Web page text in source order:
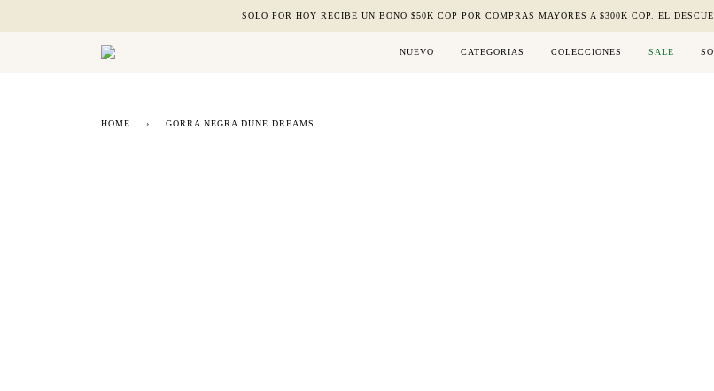
to
SOLO POR HOY RECIBE UN BONO $50K COP POR COMPRAS MAYORES A $300K COP. EL
NUEVO CATEGORIAS COLECCIONES SALE
HOME › GORRA NEGRA DUNE DREAMS